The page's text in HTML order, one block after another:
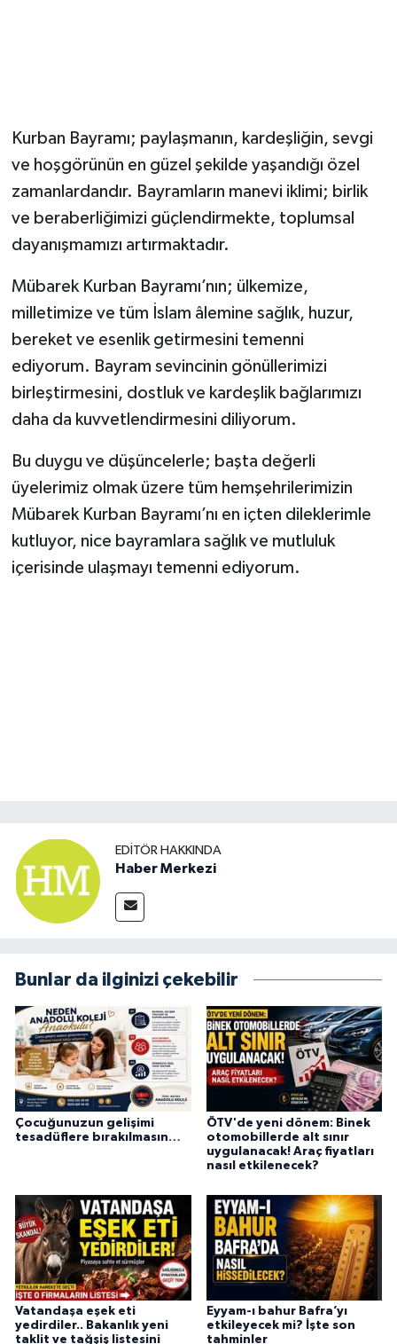
Kurban Bayramı; paylaşmanın, kardeşliğin, sevgi
ve hoşgörünün en güzel şekilde yaşandığı özel
zamanlardandır. Bayramların manevi iklimi; birlik
ve beraberliğimizi güçlendirmekte, toplumsal
dayanışmamızı artırmaktadır.
Mübarek Kurban Bayramı’nın; ülkemize,
milletimize ve tüm İslam âlemine sağlık, huzur,
bereket ve esenlik getirmesini temenni
ediyorum. Bayram sevincinin gönüllerimizi
birleştirmesini, dostluk ve kardeşlik bağlarımızı
daha da kuvvetlendirmesini diliyorum.
Bu duygu ve düşüncelerle; başta değerli
üyelerimiz olmak üzere tüm hemşehrilerimizin
Mübarek Kurban Bayramı’nı en içten dileklerimle
kutluyor, nice bayramlara sağlık ve mutluluk
içerisinde ulaşmayı temenni ediyorum.
EDITÖR HAKKINDA
Haber Merkezi
Bunlar da ilginizi çekebilir
Çocuğunuzun gelişimi
tesadüflere bırakılmasın…
ÖTV'de yeni dönem: Binek
otomobillerde alt sınır
uygulanacak! Araç fiyatları
nasıl etkilenecek?
Vatandaşa eşek eti
yedirdiler.. Bakanlık yeni
taklit ve tağşiş listesini
Eyyam-ı bahur Bafra’yı
etkileyecek mi? İşte son
tahminler